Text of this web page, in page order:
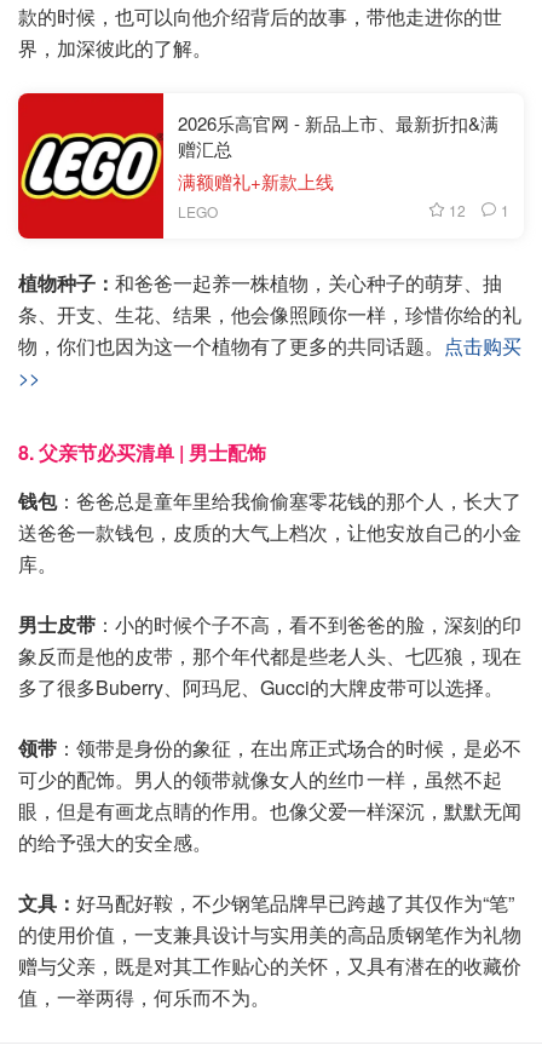
款的时候，也可以向他介绍背后的故事，带他走进你的世
界，加深彼此的了解。
2026乐高官网 - 新品上市、最新折扣&满
赠汇总
满额赠礼+新款上线
LEGO 12 1
植物种子： 和爸爸一起养一株植物，关心种子的萌芽、抽
条、开支、生花、结果，他会像照顾你一样，珍惜你给的礼
物，你们也因为这一个植物有了更多的共同话题。 点击购买
>>
8. 父亲节必买清单 | 男士配饰
钱包：爸爸总是童年里给我偷偷塞零花钱的那个人，长大了
送爸爸一款钱包，皮质的大气上档次，让他安放自己的小金
库。
男士皮带 ：小的时候个子不高，看不到爸爸的脸，深刻的印
象反而是他的皮带，那个年代都是些老人头、七匹狼，现在
多了很多Buberry、阿玛尼、Gucci的大牌皮带可以选择。
领带 ：领带是身份的象征，在出席正式场合的时候，是必不
可少的配饰。男人的领带就像女人的丝巾一样，虽然不起
眼，但是有画龙点睛的作用。也像父爱一样深沉，默默无闻
的给予强大的安全感。
文具： 好马配好鞍，不少钢笔品牌早已跨越了其仅作为“笔”
的使用价值，一支兼具设计与实用美的高品质钢笔作为礼物
赠与父亲，既是对其工作贴心的关怀，又具有潜在的收藏价
值，一举两得，何乐而不为。